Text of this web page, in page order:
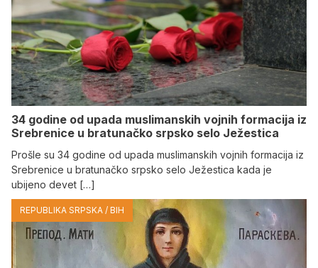
34 godine od upada muslimanskih vojnih formacija iz
Srebrenice u bratunačko srpsko selo Јežestica
Prošle su 34 godine od upada muslimanskih vojnih formacija iz
Srebrenice u bratunačko srpsko selo Јežestica kada je
ubijeno devet […]
REPUBLIKA SRPSKA / BIH